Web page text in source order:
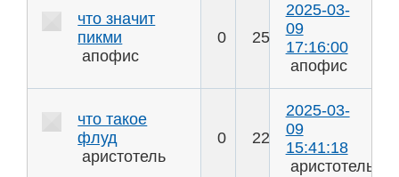
что значит
пикми
апофис
0 25
2025-03-
09
17:16:00
апофис
что такое
флуд
аристотель
0 22
2025-03-
09
15:41:18
аристотель